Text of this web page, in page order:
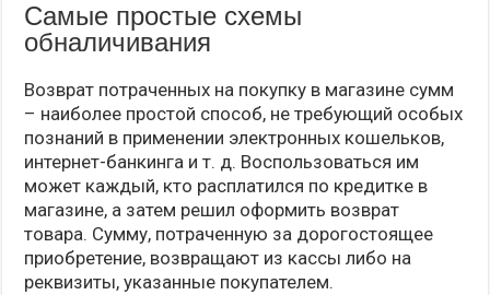
Самые простые схемы
обналичивания
Возврат потраченных на покупку в магазине сумм
– наиболее простой способ, не требующий особых
познаний в применении электронных кошельков,
интернет-банкинга и т. д. Воспользоваться им
может каждый, кто расплатился по кредитке в
магазине, а затем решил оформить возврат
товара. Сумму, потраченную за дорогостоящее
приобретение, возвращают из кассы либо на
реквизиты, указанные покупателем.